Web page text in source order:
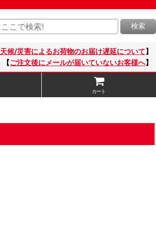
検索
天候/災害によるお荷物のお届け遅延について】
【ご注文後にメールが届いていないお客様へ】
カート